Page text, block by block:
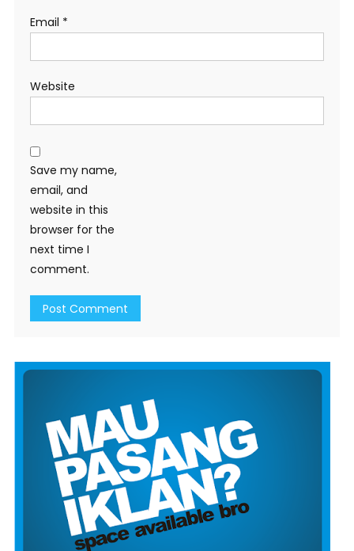
Email *
Website
Save my name,
email, and
website in this
browser for the
next time I
comment.